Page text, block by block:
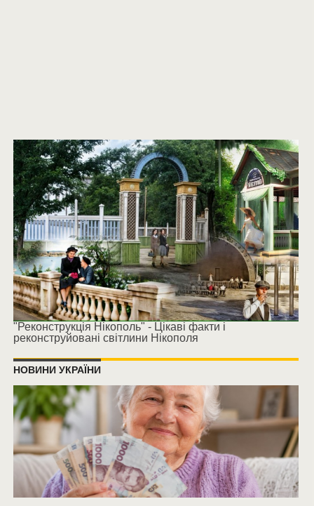
"Реконструкція Нікополь" - Цікаві факти і
реконструйовані світлини Нікополя
НОВИНИ УКРАЇНИ